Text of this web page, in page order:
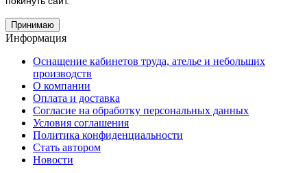
Принимаю
Информация
Оснащение кабинетов труда, ателье и небольших
производств
О компании
Оплата и доставка
Согласие на обработку персональных данных
Условия соглашения
Политика конфиденциальности
Стать автором
Новости